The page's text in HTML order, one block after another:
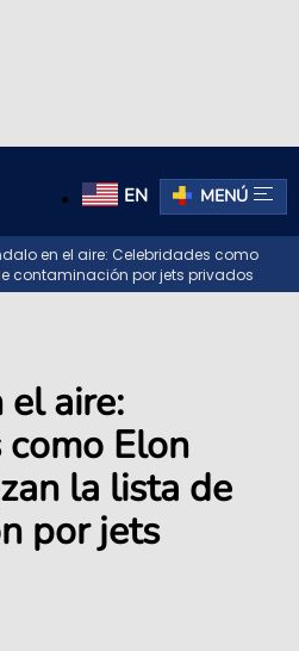
EN MENÚ
en el aire: Celebridades como
contaminación por jets privados
el aire:
Elon
la lista de
por jets